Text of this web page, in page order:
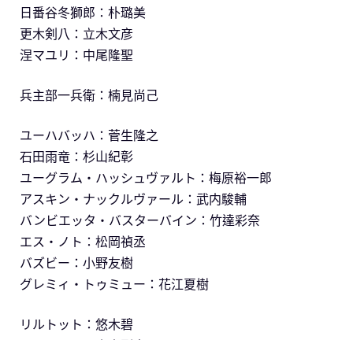
日番谷冬獅郎：朴璐美
更木剣八：立木文彦
涅マユリ：中尾隆聖
兵主部一兵衛：楠見尚己
ユーハバッハ：菅生隆之
石田雨竜：杉山紀彰
ユーグラム・ハッシュヴァルト：梅原裕一郎
アスキン・ナックルヴァール：武内駿輔
バンビエッタ・バスターバイン：竹達彩奈
エス・ノト：松岡禎丞
バズビー：小野友樹
グレミィ・トゥミュー：花江夏樹
リルトット：悠木碧